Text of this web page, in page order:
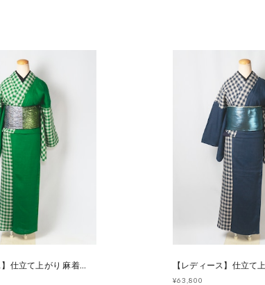
【レディース】仕立て上がり 麻着物「パズルチェック」グリーン [B1210]
¥63,800